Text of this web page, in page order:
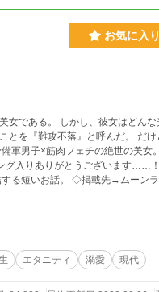
お気に入
である。 しかし、彼女はどんな
』と呼んだ。 だけど、朱夏は実は―
る短いお話。 ◇掲載先→ムーン
エタニティ 溺愛 現代